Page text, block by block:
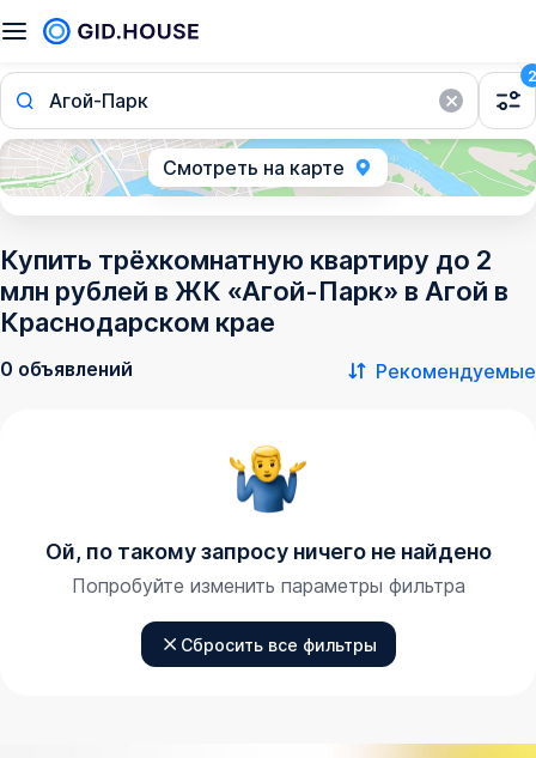
Агой-Парк
2
Смотреть на карте
Купить трёхкомнатную квартиру до 2
млн рублей в ЖК «Агой-Парк» в Агой в
Краснодарском крае
0 объявлений Рекомендуемые
Ой, по такому запросу ничего не найдено
Попробуйте изменить параметры фильтра
Сбросить все фильтры